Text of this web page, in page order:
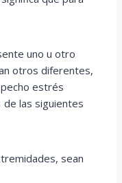
uno u otro
otros diferentes,
estrés
de las siguientes
sean